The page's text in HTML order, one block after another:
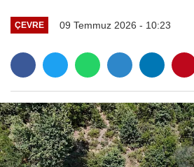
ÇEVRE 09 Temmuz 2026 - 10:23